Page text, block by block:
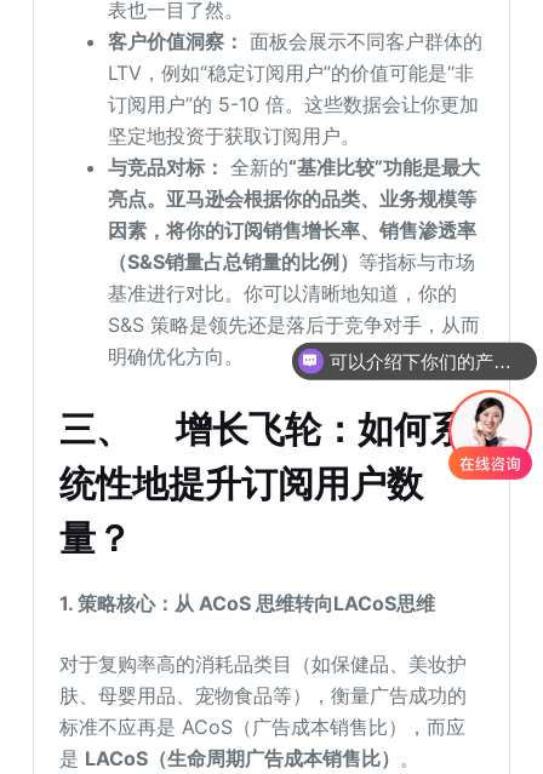
表也一目了然。
客户价值洞察： 面板会展示不同客户群体的
LTV，例如“稳定订阅用户”的价值可能是“非
订阅用户”的 5-10 倍。这些数据会让你更加
坚定地投资于获取订阅用户。
与竞品对标： 全新的“基准比较”功能是最大
亮点。亚马逊会根据你的品类、业务规模等
因素，将你的订阅销售增长率、销售渗透率
（S&S销量占总销量的比例） 等指标与市场
基准进行对比。你可以清晰地知道，你的
S&S 策略是领先还是落后于竞争对手，从而
明确优化方向。
三、增长飞轮：如何系
统性地提升订阅用户数
量？
1. 策略核心：从 ACoS 思维转向LACoS思维
对于复购率高的消耗品类目（如保健品、美妆护
肤、母婴用品、宠物食品等），衡量广告成功的
标准不应再是 ACoS（广告成本销售比），而应
是 LACoS（生命周期广告成本销售比） 。
可以介绍下你们的产品么
你们是怎么收费的呢